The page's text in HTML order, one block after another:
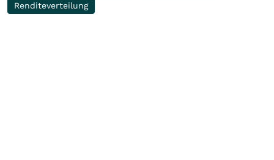
Renditeverteilung